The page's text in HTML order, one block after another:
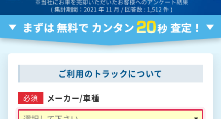
ご利用のトラックについて
必須 メーカー/車種